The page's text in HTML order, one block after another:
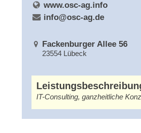
www.osc-ag.info
info@osc-ag.de
Fackenburger Allee 56
23554 Lübeck
IT-Consulting, ganzheitliche